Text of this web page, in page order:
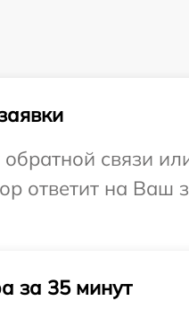
связи
ответит на Ваш
за 35 минут